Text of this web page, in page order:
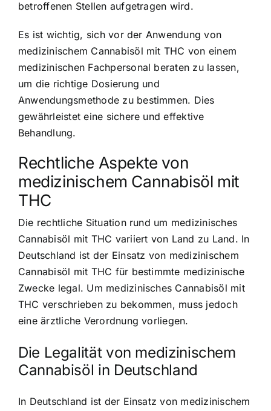
betroffenen Stellen aufgetragen wird.
Es ist wichtig, sich vor der Anwendung von
medizinischem Cannabisöl mit THC von einem
medizinischen Fachpersonal beraten zu lassen,
um die richtige Dosierung und
Anwendungsmethode zu bestimmen. Dies
gewährleistet eine sichere und effektive
Behandlung.
Rechtliche Aspekte von
medizinischem Cannabisöl mit
THC
Die rechtliche Situation rund um medizinisches
Cannabisöl mit THC variiert von Land zu Land. In
Deutschland ist der Einsatz von medizinischem
Cannabisöl mit THC für bestimmte medizinische
Zwecke legal. Um medizinisches Cannabisöl mit
THC verschrieben zu bekommen, muss jedoch
eine ärztliche Verordnung vorliegen.
Die Legalität von medizinischem
Cannabisöl in Deutschland
In Deutschland ist der Einsatz von medizinischem